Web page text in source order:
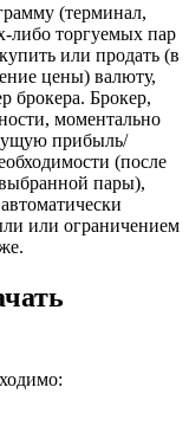
(терминал,
либо торгуемых пар
или продать (в
цены) валюту,
брокера. Брокер,
моментально
прибыль/
(после
пары),
или ограничением